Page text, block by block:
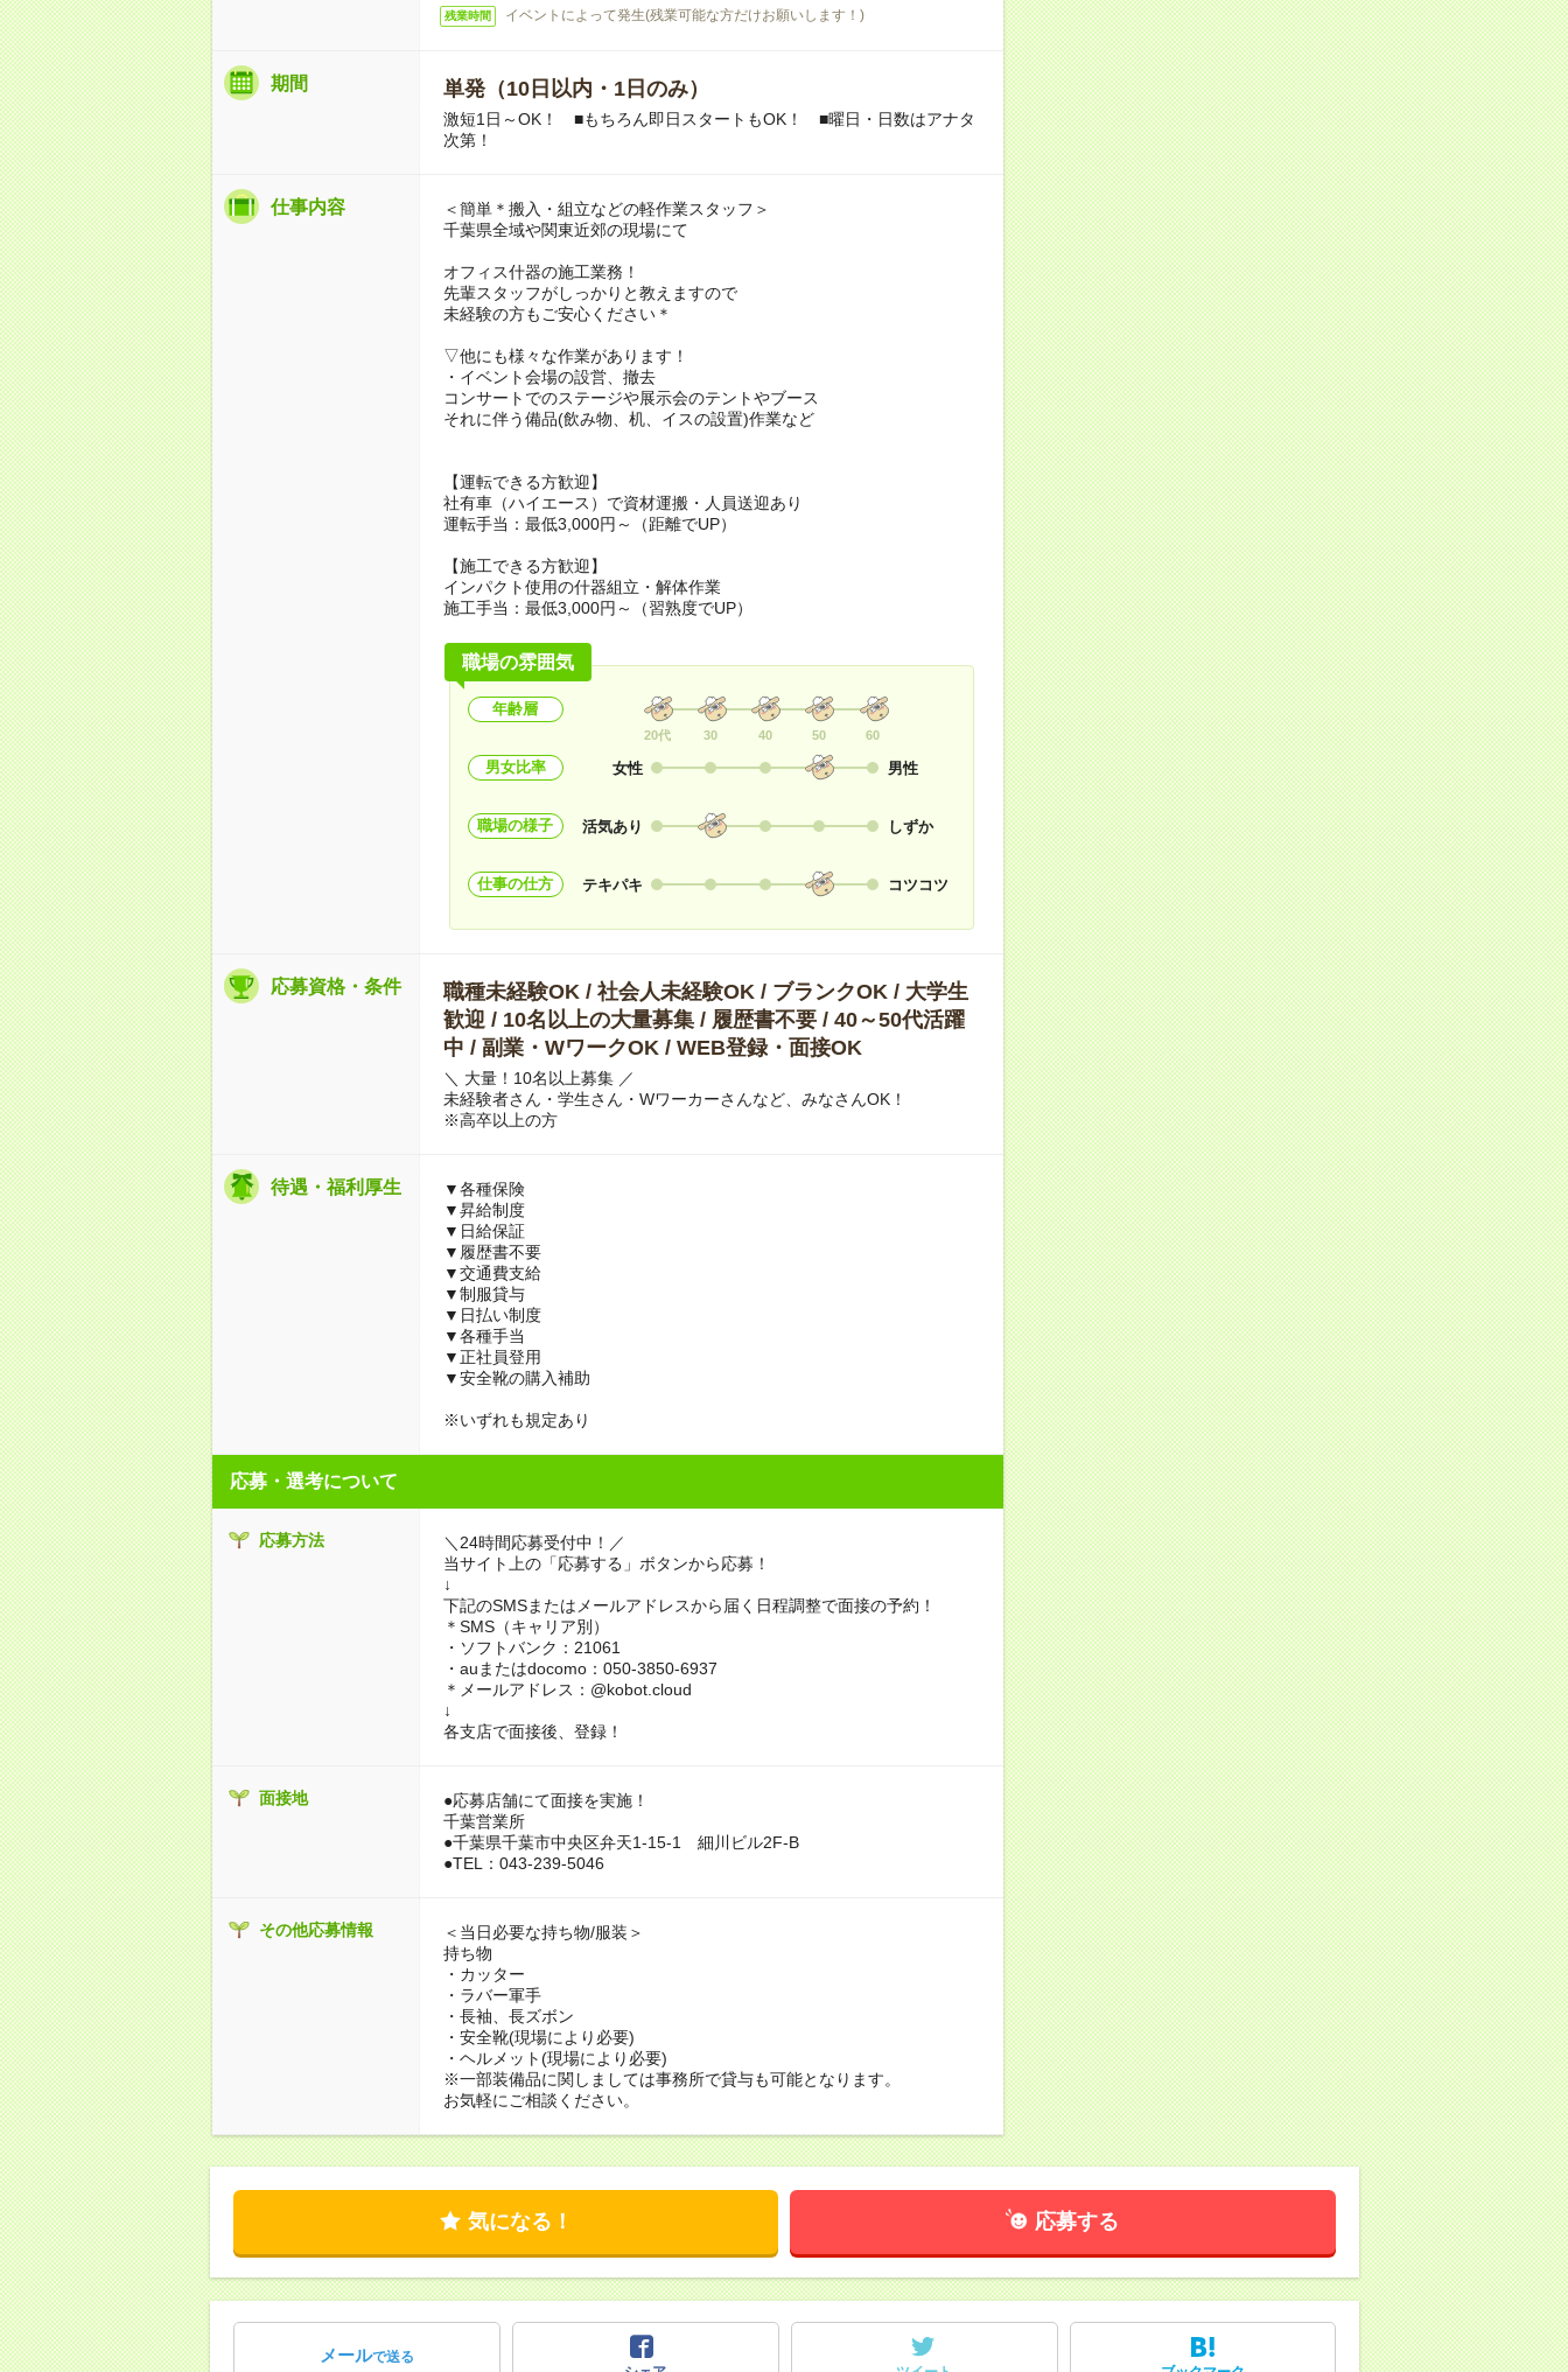
残業時間 イベントによって発生(残業可能な方だけお願いします！)
期間 単発（10日以内・1日のみ）
激短1日～OK！ ■もちろん即日スタートもOK！ ■曜日・日数はアナタ
次第！
仕事内容
＜簡単＊搬入・組立などの軽作業スタッフ＞
千葉県全域や関東近郊の現場にて
オフィス什器の施工業務！
先輩スタッフがしっかりと教えますので
未経験の方もご安心ください＊
▽他にも様々な作業があります！
・イベント会場の設営、撤去
コンサートでのステージや展示会のテントやブース
それに伴う備品(飲み物、机、イスの設置)作業など
【運転できる方歓迎】
社有車（ハイエース）で資材運搬・人員送迎あり
運転手当：最低3,000円～（距離でUP）
【施工できる方歓迎】
インパクト使用の什器組立・解体作業
施工手当：最低3,000円～（習熟度でUP）
職場の雰囲気
年齢層
20代 30 40 50 60
男女比率 女性 男性
職場の様子 活気あり しずか
仕事の仕方 テキパキ コツコツ
応募資格・条件
職種未経験OK / 社会人未経験OK / ブランクOK / 大学生
歓迎 / 10名以上の大量募集 / 履歴書不要 / 40～50代活躍
中 / 副業・WワークOK / WEB登録・面接OK
＼ 大量！10名以上募集 ／
未経験者さん・学生さん・Wワーカーさんなど、みなさんOK！
※高卒以上の方
待遇・福利厚生
▼各種保険
▼昇給制度
▼日給保証
▼履歴書不要
▼交通費支給
▼制服貸与
▼日払い制度
▼各種手当
▼正社員登用
▼安全靴の購入補助
※いずれも規定あり
応募・選考について
応募方法
＼24時間応募受付中！／
当サイト上の「応募する」ボタンから応募！
↓
下記のSMSまたはメールアドレスから届く日程調整で面接の予約！
＊SMS（キャリア別）
・ソフトバンク：21061
・auまたはdocomo：050-3850-6937
＊メールアドレス：@kobot.cloud
↓
各支店で面接後、登録！
面接地
●応募店舗にて面接を実施！
千葉営業所
●千葉県千葉市中央区弁天1-15-1 細川ビル2F-B
●TEL：043-239-5046
その他応募情報
＜当日必要な持ち物/服装＞
持ち物
・カッター
・ラバー軍手
・長袖、長ズボン
・安全靴(現場により必要)
・ヘルメット(現場により必要)
※一部装備品に関しましては事務所で貸与も可能となります。
お気軽にご相談ください。
気になる！ 応募する
メールで送る